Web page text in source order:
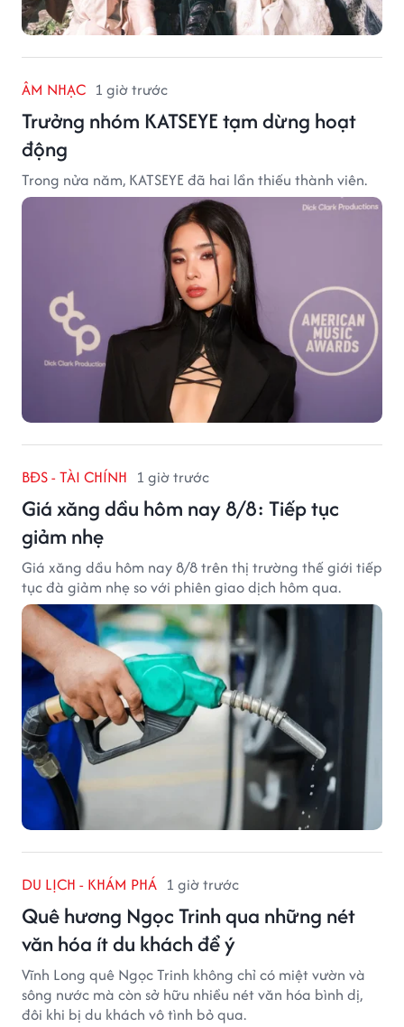
ÂM NHẠC 1 giờ trước
Trưởng nhóm KATSEYE tạm dừng hoạt
động
Trong nửa năm, KATSEYE đã hai lần thiếu thành viên.
BĐS - TÀI CHÍNH 1 giờ trước
Giá xăng dầu hôm nay 8/8: Tiếp tục
giảm nhẹ
Giá xăng dầu hôm nay 8/8 trên thị trường thế giới tiếp
tục đà giảm nhẹ so với phiên giao dịch hôm qua.
DU LỊCH - KHÁM PHÁ 1 giờ trước
Quê hương Ngọc Trinh qua những nét
văn hóa ít du khách để ý
Vĩnh Long quê Ngọc Trinh không chỉ có miệt vườn và
sông nước mà còn sở hữu nhiều nét văn hóa bình dị,
đôi khi bị du khách vô tình bỏ qua.